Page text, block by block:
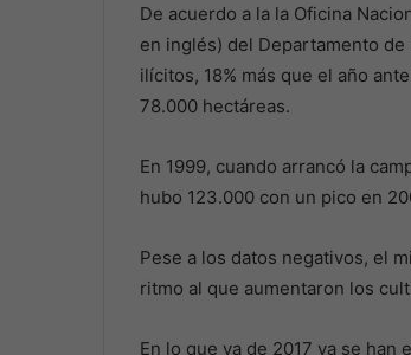
De acuerdo a la la Oficina
en inglés) del Departamento
ilícitos, 18% más que el año
78.000 hectáreas.
En 1999, cuando arrancó la
hubo 123.000 con un pico en
Pese a los datos negativos, el
ritmo al que aumentaron los
En lo que va de 2017 ya se